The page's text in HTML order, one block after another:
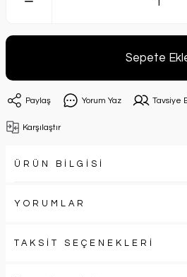
Sepete
Paylaş Yorum Yaz Tavsiye
Karşılaştır
ÜRÜN BİLGİSİ
YORUMLAR
TAKSİT SEÇENEKLERİ